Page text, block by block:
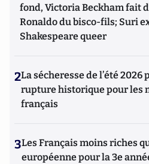
fond, Victoria Beckham fait
Ronaldo du bisco-fils; Suri
Shakespeare queer
2La sécheresse de l’été
rupture historique pour les
français
3Les Français moins riches
européenne pour la 3e